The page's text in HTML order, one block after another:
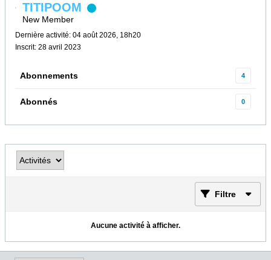
TITIPOOM
New Member
Dernière activité: 04 août 2026, 18h20
Inscrit: 28 avril 2023
Abonnements 4
Abonnés 0
Filtre
Aucune activité à afficher.